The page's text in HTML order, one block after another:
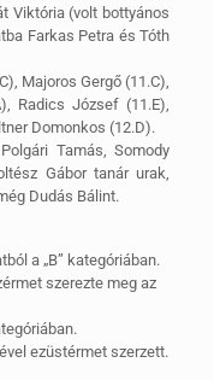
Viktória (volt bottyános
Farkas Petra és Tóth
Majoros Gergő (11.C),
Radics József (11.E),
Domonkos (12.D).
Tamás, Somody
Gábor tanár urak,
Dudás Bálint.
a „B” kategóriában.
szerezte meg az
ezüstérmet szerzett.